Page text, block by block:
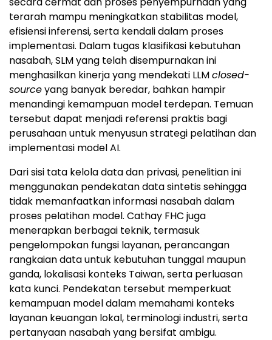
terarah mampu meningkatkan stabilitas model,
efisiensi inferensi, serta kendali dalam proses
implementasi. Dalam tugas klasifikasi kebutuhan
nasabah, SLM yang telah disempurnakan ini
menghasilkan kinerja yang mendekati LLMclosed-
sourceyang banyak beredar, bahkan hampir
menandingi kemampuan model terdepan. Temuan
tersebut dapat menjadi referensi praktis bagi
perusahaan untuk menyusun strategi pelatihan dan
implementasi model AI.
Dari sisi tata kelola data dan privasi, penelitian ini
menggunakan pendekatan data sintetis sehingga
tidak memanfaatkan informasi nasabah dalam
proses pelatihan model. Cathay FHC juga
menerapkan berbagai teknik, termasuk
pengelompokan fungsi layanan, perancangan
rangkaian data untuk kebutuhan tunggal maupun
ganda, lokalisasi konteks Taiwan, serta perluasan
kata kunci. Pendekatan tersebut memperkuat
kemampuan model dalam memahami konteks
layanan keuangan lokal, terminologi industri, serta
pertanyaan nasabah yang bersifat ambigu.